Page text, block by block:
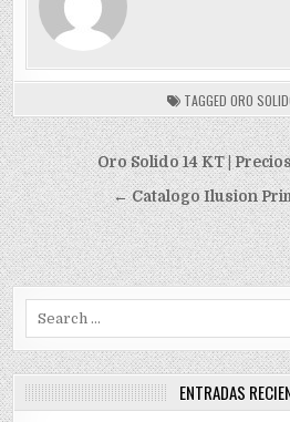
TAGGED ORO
Navegación
de
entradas
Oro Solido 14 KT |
← Catalogo Ilusion
ENTRADAS